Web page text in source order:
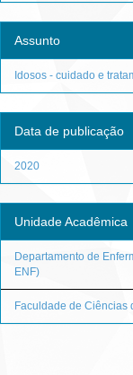
Assunto
Idosos - cuidado e
Data de publicação
2020
Unidade Acadêmica
Departamento de
ENF)
Faculdade de Ciências